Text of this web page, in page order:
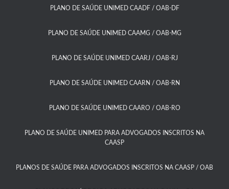
PLANO DE SAÚDE UNIMED CAADF / OAB-DF​
PLANO DE SAÚDE UNIMED CAAMG / OAB-MG​
PLANO DE SAÚDE UNIMED CAARJ / OAB-RJ​
PLANO DE SAÚDE UNIMED CAARN / OAB-RN
PLANO DE SAÚDE UNIMED CAARO / OAB-RO​
PLANO DE SAÚDE UNIMED PARA ADVOGADOS INSCRITOS NA
CAASP​
PLANOS DE SAÚDE PARA ADVOGADOS INSCRITOS NA CAASP / OAB